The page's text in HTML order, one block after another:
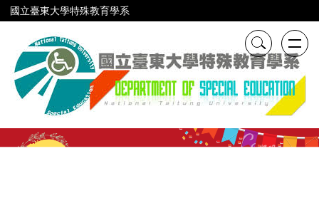
跳
到
內
容
國立臺東大學特殊教育學系